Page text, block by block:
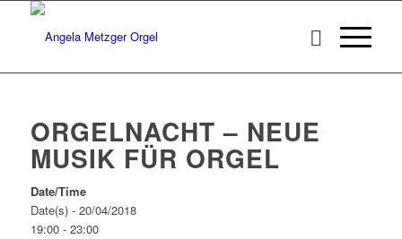
ORGELNACHT – NEUE
MUSIK FÜR ORGEL
Date/Time
Date(s) - 20/04/2018
19:00 - 23:00